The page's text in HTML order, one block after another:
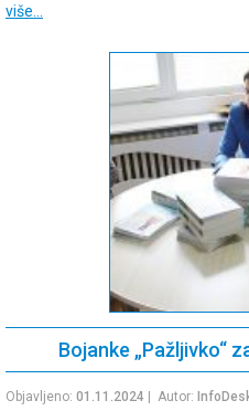
više…
Bojanke „Pažljivko“
Objavljeno: 01.11.2024 | Autor: